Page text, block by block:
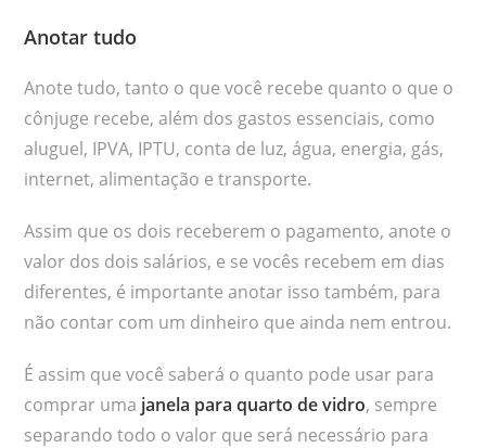
Anotar tudo
Anote tudo, tanto o que você recebe quanto o que o
cônjuge recebe, além dos gastos essenciais, como
aluguel, IPVA, IPTU, conta de luz, água, energia, gás,
internet, alimentação e transporte.
Assim que os dois receberem o pagamento, anote o
valor dos dois salários, e se vocês recebem em dias
diferentes, é importante anotar isso também, para
não contar com um dinheiro que ainda nem entrou.
É assim que você saberá o quanto pode usar para
comprar uma janela para quarto de vidro, sempre
separando todo o valor que será necessário para